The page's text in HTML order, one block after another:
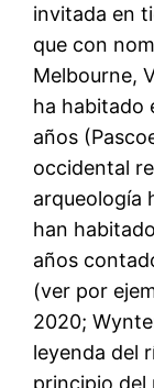
invitada en
que con
Melbourne,
ha habitado
años
occidental
arqueología
han
años
(ver por
2020;
leyenda del
principio del